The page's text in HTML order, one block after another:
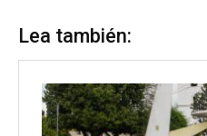
Lea también: